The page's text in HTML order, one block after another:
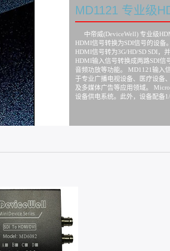
MD1121 专业级
中帝威(DeviceWell) 专业级
HDMI信号转换为SDI信号的设备
HDMI信号转为3G/HD/SD SDI，
HDMI输入信号转换成两路SDI信
音频功放等功能。 MD1121输入
于专业广播电视设备、医疗设备
及多媒体广告等应用领域。
设备供电系统。此外，设备配备